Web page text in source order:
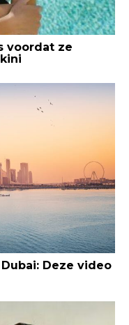
voordat ze
Deze video